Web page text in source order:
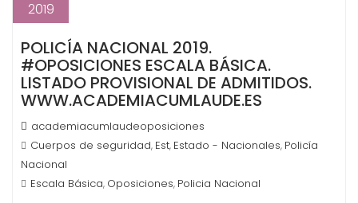
2019
POLICÍA NACIONAL 2019.
#OPOSICIONES ESCALA BÁSICA.
LISTADO PROVISIONAL DE ADMITIDOS.
WWW.ACADEMIACUMLAUDE.ES
academiacumlaudeoposiciones
Cuerpos de seguridad, Est, Estado - Nacionales, Policía
Nacional
Escala Básica, Oposiciones, Policia Nacional